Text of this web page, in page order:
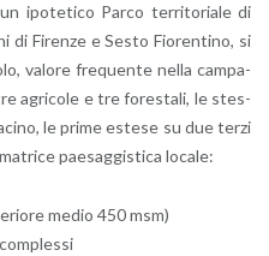
ipo­te­ti­co Parco ter­ri­to­ria­le di
di Fi­ren­ze e Sesto Fio­ren­ti­no, si
va­lo­re fre­quen­te nella cam­pa­
agri­co­le e tre fo­re­sta­li, le stes­
le prime este­se su due terzi
pae­sag­gi­sti­ca lo­ca­le:
medio 450 msm)